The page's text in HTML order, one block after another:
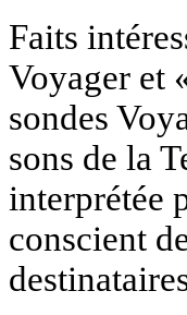
Faits
Voyager et
sondes
sons de la
interprétée
conscient